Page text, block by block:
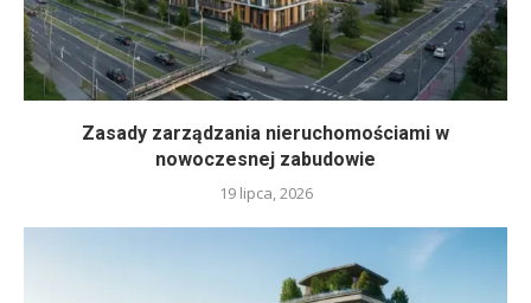
Zasady zarządzania nieruchomościami w
nowoczesnej zabudowie
19 lipca, 2026